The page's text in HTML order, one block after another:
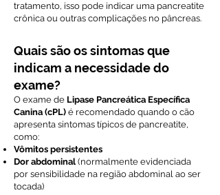
tratamento, isso pode indicar uma pancreatite
crônica ou outras complicações no pâncreas.
Quais são os sintomas que
indicam a necessidade do
exame?
O exame de Lipase Pancreática Específica
Canina (cPL) é recomendado quando o cão
apresenta sintomas típicos de pancreatite,
como:
Vômitos persistentes
Dor abdominal (normalmente evidenciada
por sensibilidade na região abdominal ao ser
tocada)